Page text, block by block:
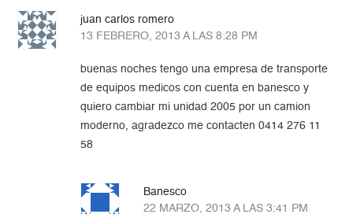
juan carlos romero
13 FEBRERO, 2013 A LAS 8:28 PM
buenas noches tengo una empresa de transporte
de equipos medicos con cuenta en banesco y
quiero cambiar mi unidad 2005 por un camion
moderno, agradezco me contacten 0414 276 11
58
Banesco
22 MARZO, 2013 A LAS 3:41 PM